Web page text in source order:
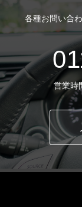
各種お問い合わ
営業時